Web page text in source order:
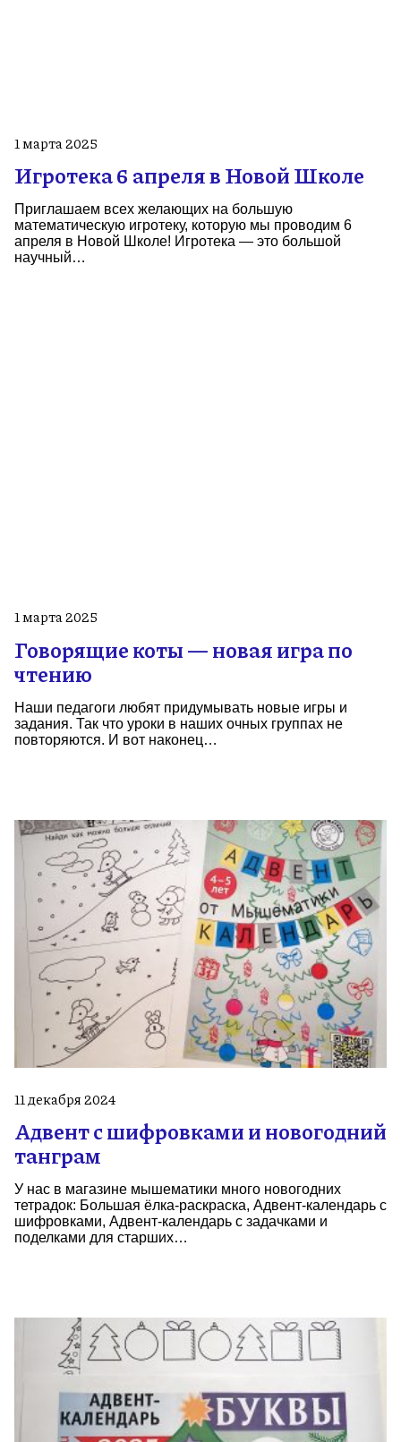
1 марта 2025
Игротека 6 апреля в Новой Школе
Приглашаем всех желающих на большую
математическую игротеку, которую мы проводим 6
апреля в Новой Школе! Игротека — это большой
научный…
1 марта 2025
Говорящие коты — новая игра по
чтению
Наши педагоги любят придумывать новые игры и
задания. Так что уроки в наших очных группах не
повторяются. И вот наконец…
11 декабря 2024
Адвент с шифровками и новогодний
танграм
У нас в магазине мышематики много новогодних
тетрадок: Большая ёлка-раскраска, Адвент-календарь с
шифровками, Адвент-календарь с задачками и
поделками для старших…